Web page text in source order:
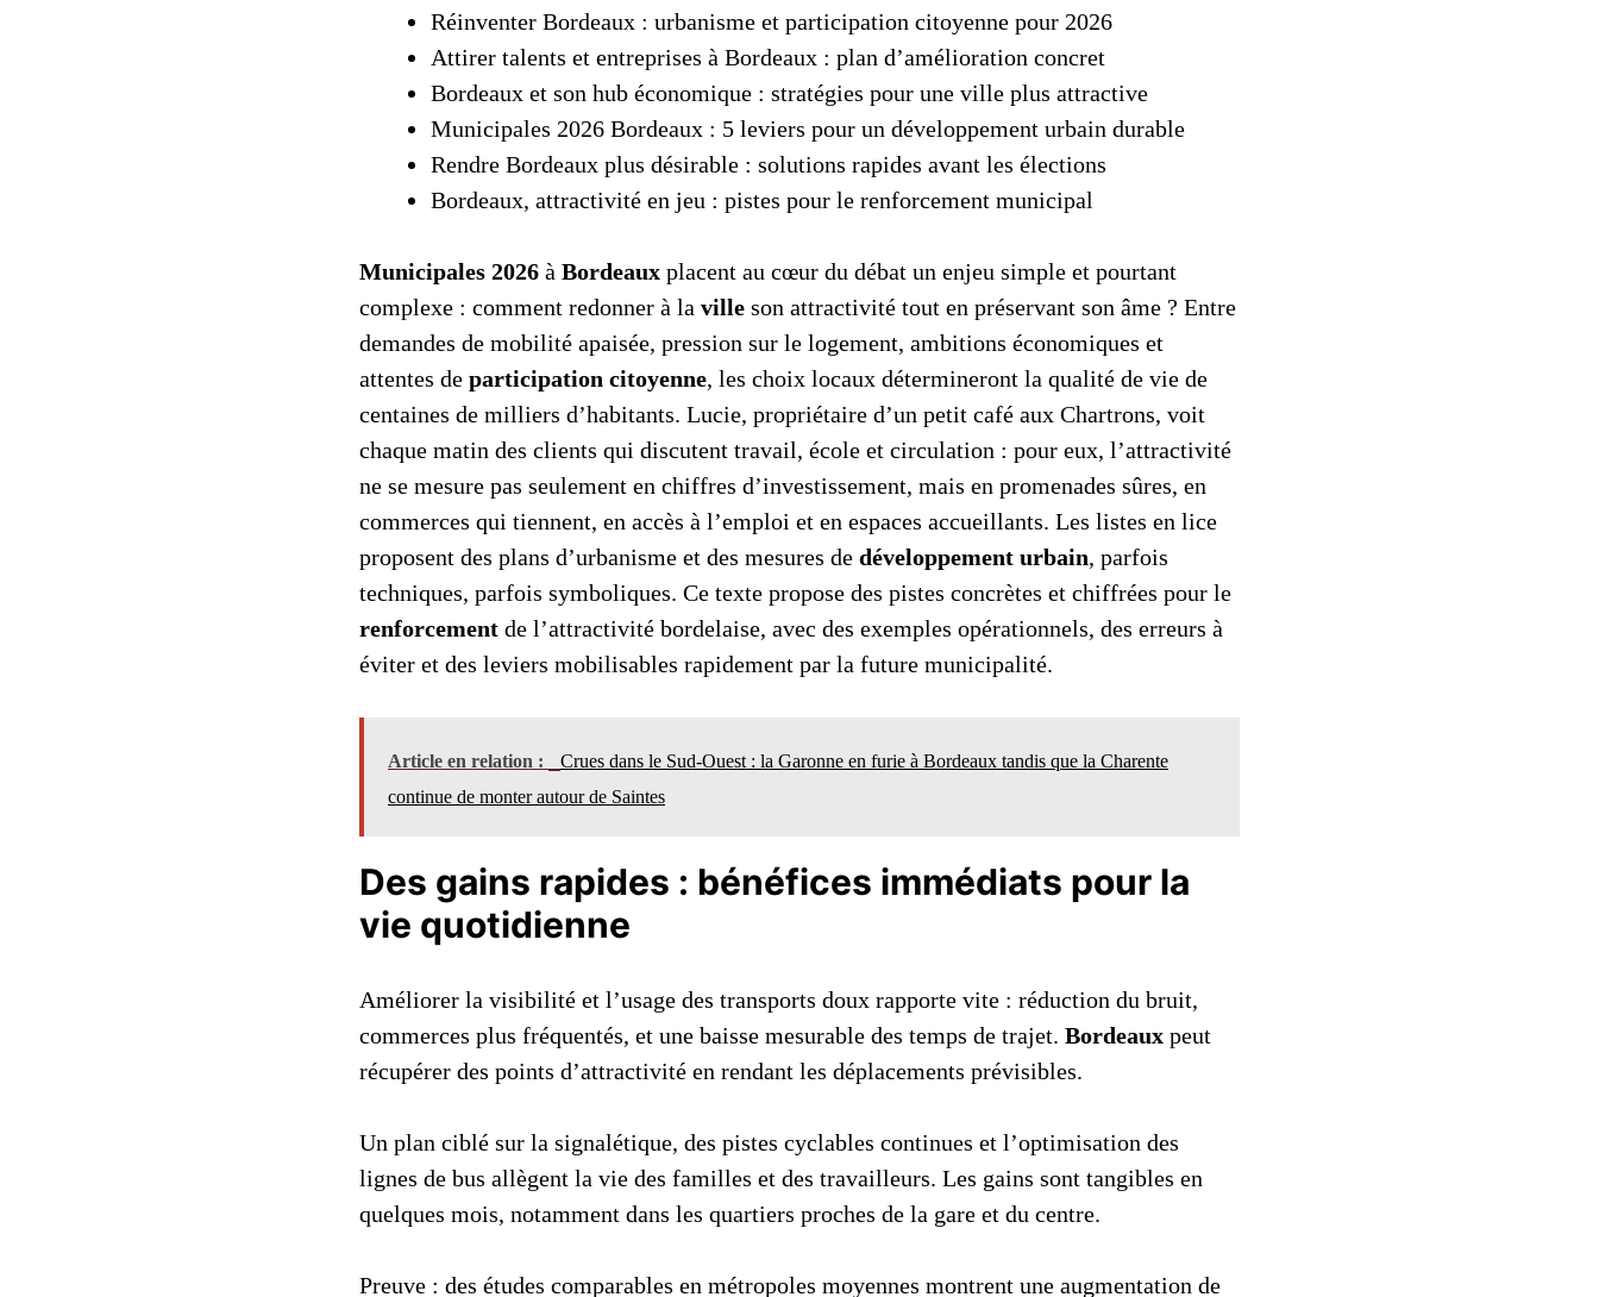
Réinventer Bordeaux : urbanisme et participation citoyenne pour 2026
Attirer talents et entreprises à Bordeaux : plan d’amélioration concret
Bordeaux et son hub économique : stratégies pour une ville plus attractive
Municipales 2026 Bordeaux : 5 leviers pour un développement urbain durable
Rendre Bordeaux plus désirable : solutions rapides avant les élections
Bordeaux, attractivité en jeu : pistes pour le renforcement municipal
Municipales 2026 à Bordeaux placent au cœur du débat un enjeu simple et pourtant
complexe : comment redonner à la ville son attractivité tout en préservant son âme ? Entre
demandes de mobilité apaisée, pression sur le logement, ambitions économiques et
attentes de participation citoyenne, les choix locaux détermineront la qualité de vie de
centaines de milliers d’habitants. Lucie, propriétaire d’un petit café aux Chartrons, voit
chaque matin des clients qui discutent travail, école et circulation : pour eux, l’attractivité
ne se mesure pas seulement en chiffres d’investissement, mais en promenades sûres, en
commerces qui tiennent, en accès à l’emploi et en espaces accueillants. Les listes en lice
proposent des plans d’urbanisme et des mesures de développement urbain, parfois
techniques, parfois symboliques. Ce texte propose des pistes concrètes et chiffrées pour le
renforcement de l’attractivité bordelaise, avec des exemples opérationnels, des erreurs à
éviter et des leviers mobilisables rapidement par la future municipalité.
Article en relation :
Crues dans le Sud-Ouest : la Garonne en furie à Bordeaux tandis que la Charente
continue de monter autour de Saintes
Des gains rapides : bénéfices immédiats pour la
vie quotidienne
Améliorer la visibilité et l’usage des transports doux rapporte vite : réduction du bruit,
commerces plus fréquentés, et une baisse mesurable des temps de trajet. Bordeaux peut
récupérer des points d’attractivité en rendant les déplacements prévisibles.
Un plan ciblé sur la signalétique, des pistes cyclables continues et l’optimisation des
lignes de bus allègent la vie des familles et des travailleurs. Les gains sont tangibles en
quelques mois, notamment dans les quartiers proches de la gare et du centre.
Preuve : des études comparables en métropoles moyennes montrent une augmentation de